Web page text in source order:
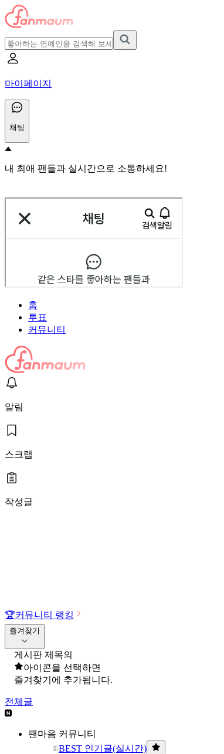
마이페이지
채팅
내 최애 팬들과 실시간으로 소통하세요!
홈
투표
커뮤니티
알림
스크랩
작성글
🏆커뮤니티 랭킹
즐겨찾기
게시판 제목의
아이콘을 선택하면
즐겨찾기에 추가됩니다.
전체글
팬마음 커뮤니티
BEST 인기글(실시간)